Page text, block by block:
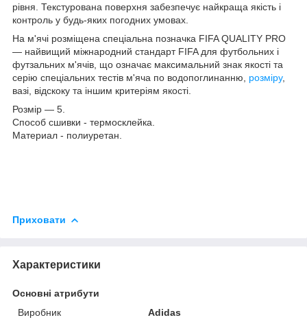
рівня. Текстурована поверхня забезпечує найкраща якість і
контроль у будь-яких погодних умовах.
На м'ячі розміщена спеціальна позначка FIFA QUALITY PRO
— найвищий міжнародний стандарт FIFA для футбольних і
футзальних м'ячів, що означає максимальний знак якості та
серію спеціальних тестів м'яча по водопоглинанню, розміру,
вазі, відскоку та іншим критеріям якості.
Розмір — 5.
Способ сшивки - термосклейка.
Материал - полиуретан.
Приховати
Характеристики
Основні атрибути
Виробник
Adidas